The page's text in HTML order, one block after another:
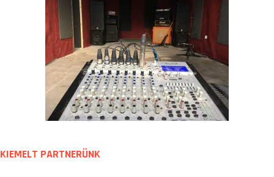
KIEMELT PARTNERÜNK